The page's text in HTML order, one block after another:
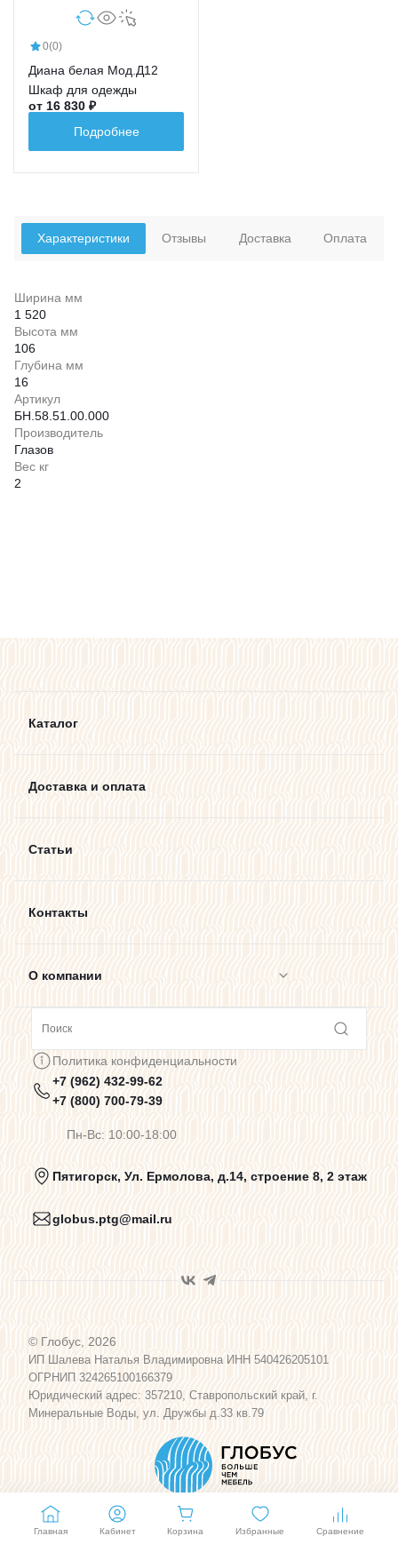
0(0)
Диана белая Мод.Д12
Шкаф для одежды
от 16 830 ₽
Подробнее
Характеристики
Ширина мм
1 520
Высота мм
106
Глубина мм
16
Артикул
БН.58.51.00.000
Производитель
Глазов
Вес кг
2
Отзывы Доставка Оплата
Каталог
Доставка и оплата
Статьи
Контакты
О компании
Предупреждения о цветопередаче
Политика конфиденциальности
Пользовательское соглашение
Программа лояльности
Карта сайта
Политика конфиденциальности
+7 (962) 432-99-62
+7 (800) 700-79-39
Пн-Вс: 10:00-18:00
Пятигорск, Ул. Ермолова, д.14, строение 8, 2 этаж
globus.ptg@mail.ru
© Глобус, 2026
ИП Шалева Наталья Владимировна ИНН 540426205101
ОГРНИП 324265100166379
Юридический адрес: 357210, Ставропольский край, г.
Минеральные Воды, ул. Дружбы д.33 кв.79
Главная Кабинет Корзина Избранные Сравнение